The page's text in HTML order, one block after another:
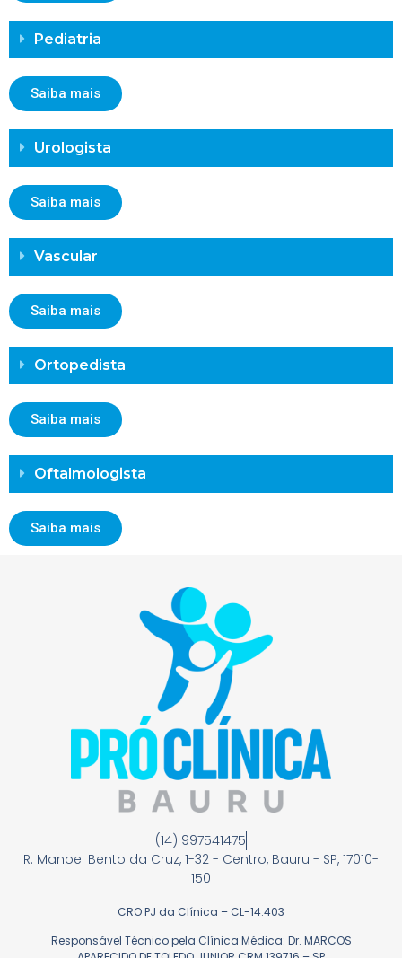
Pediatria
Saiba mais
Urologista
Saiba mais
Vascular
Saiba mais
Ortopedista
Saiba mais
Oftalmologista
Saiba mais
(14) 997541475
R. Manoel Bento da Cruz, 1-32 - Centro, Bauru - SP, 17010-
150
CRO PJ da Clínica – CL-14.403
Responsável Técnico pela Clínica Médica: Dr. MARCOS